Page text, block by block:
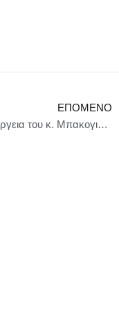
ΕΠΌΜΕΝΟ
Δήμος Αθηναίων : Πρωτοφανής ενέργεια του κ. Μπακογιάννη